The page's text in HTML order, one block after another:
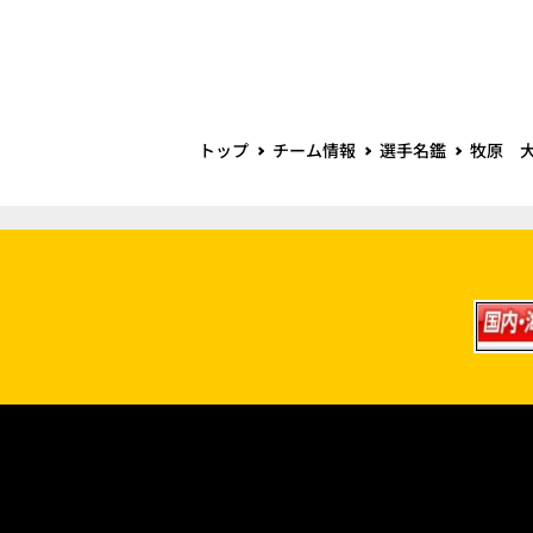
トップ チーム情報 選手名鑑 牧原